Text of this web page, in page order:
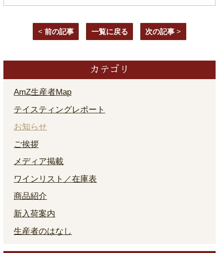
< 前の記事 一覧に戻る 次の記事 >
カテゴリ
AmZ生産者Map
テイスティングレポート
お知らせ
ご挨拶
メディア掲載
ワインリスト／在庫表
商品紹介
新入荷案内
生産者のはなし